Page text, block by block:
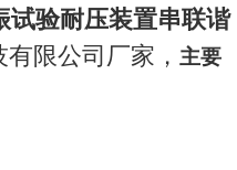
试验耐压装置串联谐
限公司厂家， 主要